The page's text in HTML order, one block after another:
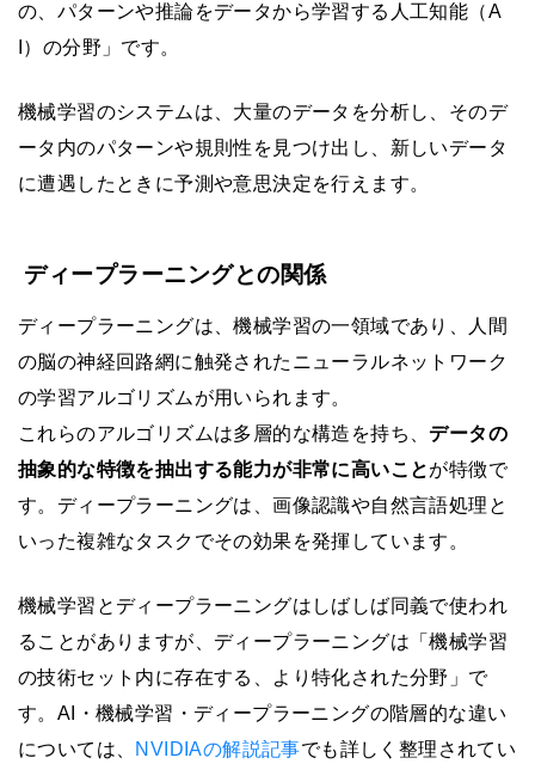
の、パターンや推論をデータから学習する人工知能（A
I）の分野」です。
機械学習のシステムは、大量のデータを分析し、そのデ
ータ内のパターンや規則性を見つけ出し、新しいデータ
に遭遇したときに予測や意思決定を行えます。
ディープラーニングとの関係
ディープラーニングは、機械学習の一領域であり、人間
の脳の神経回路網に触発されたニューラルネットワーク
の学習アルゴリズムが用いられます。
これらのアルゴリズムは多層的な構造を持ち、データの
抽象的な特徴を抽出する能力が非常に高いことが特徴で
す。ディープラーニングは、画像認識や自然言語処理と
いった複雑なタスクでその効果を発揮しています。
機械学習とディープラーニングはしばしば同義で使われ
ることがありますが、ディープラーニングは「機械学習
の技術セット内に存在する、より特化された分野」で
す。AI・機械学習・ディープラーニングの階層的な違い
については、 NVIDIAの解説記事でも詳しく整理されてい